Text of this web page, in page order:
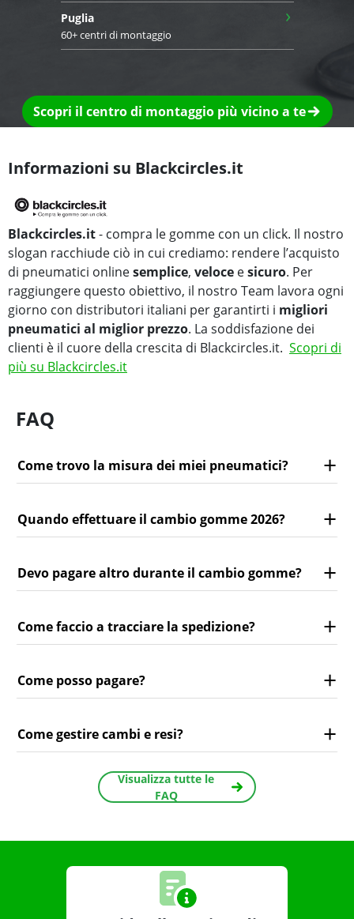
Puglia
60+ centri di montaggio
›
Scopri il centro di montaggio più vicino a te
Informazioni su Blackcircles.it
Blackcircles.it- compra le gomme con un click. Il nostro
slogan racchiude ciò in cui crediamo: rendere l’acquisto
di pneumatici onlinesemplice, veloce esicuro. Per
raggiungere questo obiettivo, il nostro Team lavora ogni
giorno con distributori italiani per garantirti i migliori
pneumatici al miglior prezzo. La soddisfazione dei
clienti è il cuore della crescita di Blackcircles.it. Scopri di
più su Blackcircles.it
FAQ
Come trovo la misura dei miei pneumatici?
Quando effettuare il cambio gomme 2026?
Devo pagare altro durante il cambio gomme?
Come faccio a tracciare la spedizione?
Come posso pagare?
Come gestire cambi e resi?
Visualizza tutte le
FAQ